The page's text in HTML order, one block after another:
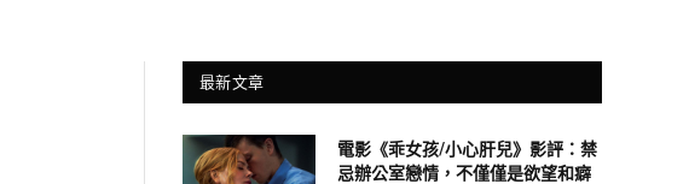
最新文章
電影《乖女孩/小心肝兒》影評：禁
忌辦公室戀情，不僅僅是欲望和癖